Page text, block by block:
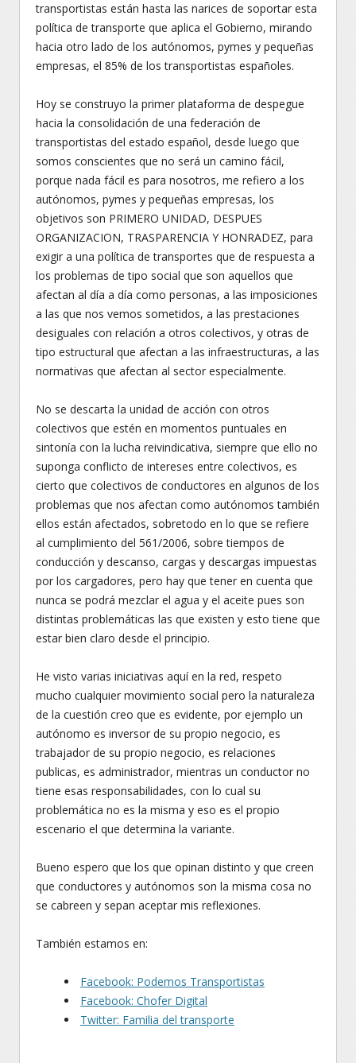
transportistas están hasta las narices de soportar esta
política de transporte que aplica el Gobierno, mirando
hacia otro lado de los autónomos, pymes y pequeñas
empresas, el 85% de los transportistas españoles.
Hoy se construyo la primer plataforma de despegue
hacia la consolidación de una federación de
transportistas del estado español, desde luego que
somos conscientes que no será un camino fácil,
porque nada fácil es para nosotros, me refiero a los
autónomos, pymes y pequeñas empresas, los
objetivos son PRIMERO UNIDAD, DESPUES
ORGANIZACION, TRASPARENCIA Y HONRADEZ, para
exigir a una política de transportes que de respuesta a
los problemas de tipo social que son aquellos que
afectan al día a día como personas, a las imposiciones
a las que nos vemos sometidos, a las prestaciones
desiguales con relación a otros colectivos, y otras de
tipo estructural que afectan a las infraestructuras, a las
normativas que afectan al sector especialmente.
No se descarta la unidad de acción con otros
colectivos que estén en momentos puntuales en
sintonía con la lucha reivindicativa, siempre que ello no
suponga conflicto de intereses entre colectivos, es
cierto que colectivos de conductores en algunos de los
problemas que nos afectan como autónomos también
ellos están afectados, sobretodo en lo que se refiere
al cumplimiento del 561/2006, sobre tiempos de
conducción y descanso, cargas y descargas impuestas
por los cargadores, pero hay que tener en cuenta que
nunca se podrá mezclar el agua y el aceite pues son
distintas problemáticas las que existen y esto tiene que
estar bien claro desde el principio.
He visto varias iniciativas aquí en la red, respeto
mucho cualquier movimiento social pero la naturaleza
de la cuestión creo que es evidente, por ejemplo un
autónomo es inversor de su propio negocio, es
trabajador de su propio negocio, es relaciones
publicas, es administrador, mientras un conductor no
tiene esas responsabilidades, con lo cual su
problemática no es la misma y eso es el propio
escenario el que determina la variante.
Bueno espero que los que opinan distinto y que creen
que conductores y autónomos son la misma cosa no
se cabreen y sepan aceptar mis reflexiones.
También estamos en:
Facebook: Podemos Transportistas
Facebook: Chofer Digital
Twitter: Familia del transporte